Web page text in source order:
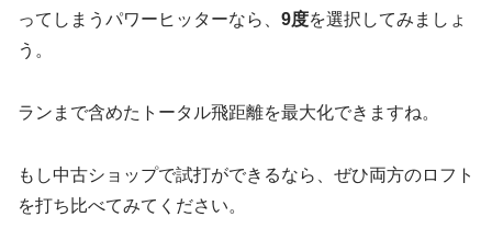
ってしまうパワーヒッターなら、 9度を選択してみましょ
う。
ランまで含めたトータル飛距離を最大化できますね。
もし中古ショップで試打ができるなら、ぜひ両方のロフト
を打ち比べてみてください。